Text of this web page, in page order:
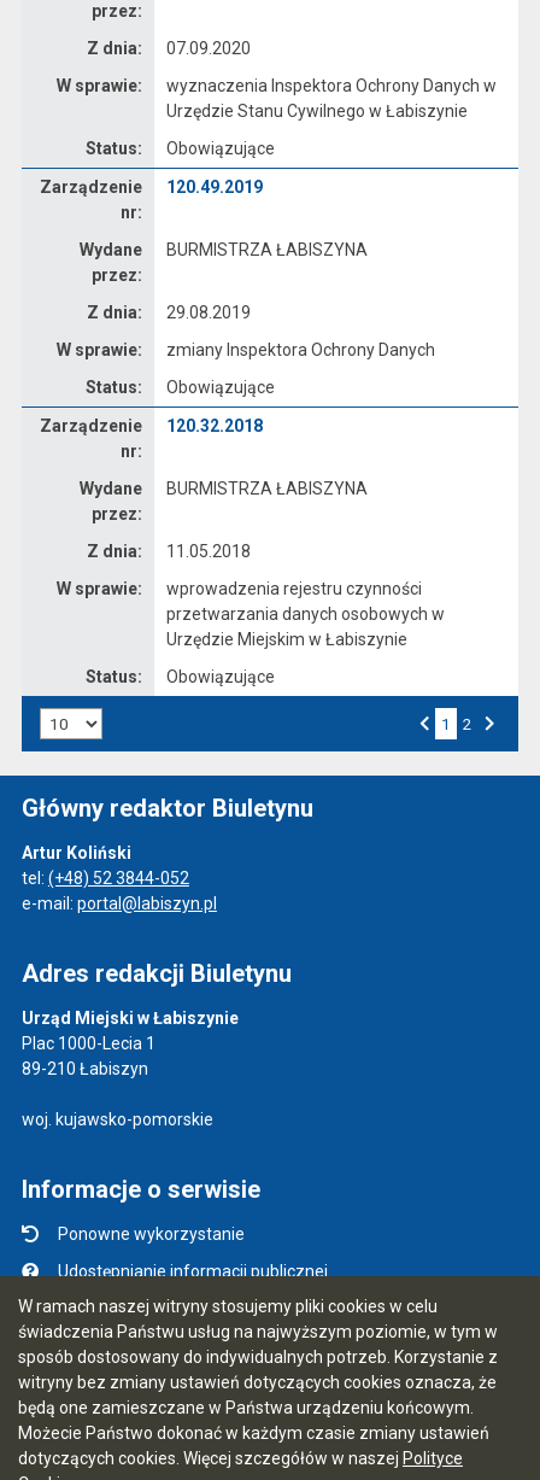
W ramach naszej witryny stosujemy pliki cookies w celu
świadczenia Państwu usług na najwyższym poziomie, w tym w
sposób dostosowany do indywidualnych potrzeb. Korzystanie z
witryny bez zmiany ustawień dotyczących cookies oznacza, że
będą one zamieszczane w Państwa urządzeniu końcowym.
Możecie Państwo dokonać w każdym czasie zmiany ustawień
dotyczących cookies. Więcej szczegółów w naszej Polityce
przez:
Z dnia:
07.09.2020
W sprawie:
wyznaczenia Inspektora Ochrony Danych w
Urzędzie Stanu Cywilnego w Łabiszynie
Status:
Obowiązujące
Zarządzenie
nr:
120.49.2019
Wydane
przez:
BURMISTRZA ŁABISZYNA
Z dnia:
29.08.2019
W sprawie:
zmiany Inspektora Ochrony Danych
Status:
Obowiązujące
Zarządzenie
nr:
120.32.2018
Wydane
przez:
BURMISTRZA ŁABISZYNA
Z dnia:
11.05.2018
W sprawie:
wprowadzenia rejestru czynności
przetwarzania danych osobowych w
Urzędzie Miejskim w Łabiszynie
Status:
Obowiązujące
1 2
Główny redaktor Biuletynu
Artur Koliński
tel: (+48) 52 3844-052
e-mail: portal@labiszyn.pl
Adres redakcji Biuletynu
Urząd Miejski w Łabiszynie
Plac 1000-Lecia 1
89-210 Łabiszyn
woj. kujawsko-pomorskie
Informacje o serwisie
Ponowne wykorzystanie
Udostępnianie informacji publicznej
Mapa serwisu
Instrukcja obsługi
Statystyki oglądalności
Ostatnia aktualizacja BIP: 07.08.2026 09:55